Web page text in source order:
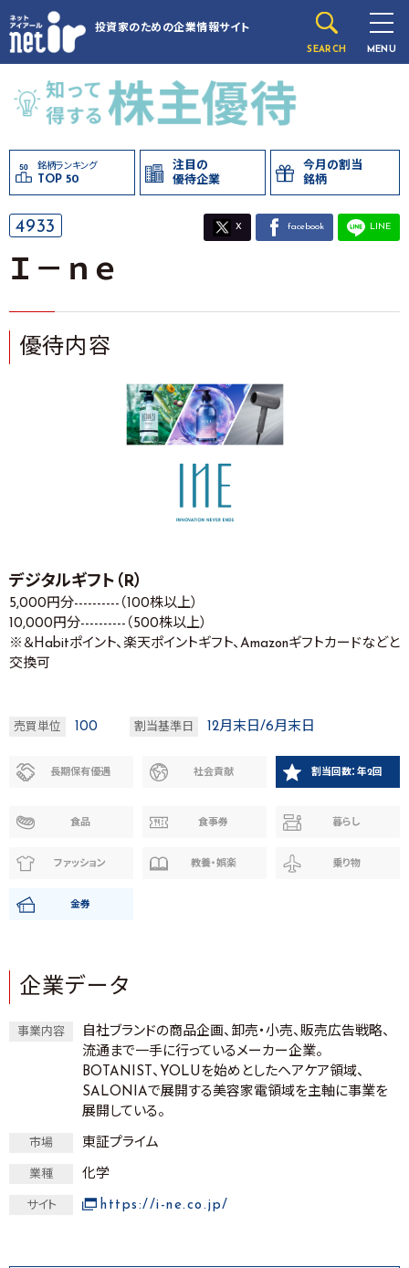
投資家のための企業情報サイト
SEARCH MENU
銘柄ランキング
TOP 50
注目の
優待企業
今月の割当
銘柄
4933 X facebook LINE
Ｉ－ｎｅ
優待内容
デジタルギフト（R）
5,000円分----------（100株以上）
10,000円分----------（500株以上）
※＆Habitポイント、楽天ポイントギフト、Amazonギフトカードなどと
交換可
売買単位 100 割当基準日 12月末日/6月末日
長期保有優遇 社会貢献 割当回数：年2回
食品 食事券 暮らし
ファッション 教養・娯楽 乗り物
金券
企業データ
事業内容
自社ブランドの商品企画、卸売・小売、販売広告戦略、
流通まで一手に行っているメーカー企業。
BOTANIST、YOLUを始めとしたヘアケア領域、
SALONIAで展開する美容家電領域を主軸に事業を
展開している。
市場 東証プライム
業種 化学
サイト https://i-ne.co.jp/